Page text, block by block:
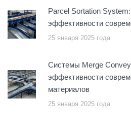
Parcel Sortation
эффективности
25 января 2025 года
Системы Merge
эффективности
материалов
25 января 2025 года